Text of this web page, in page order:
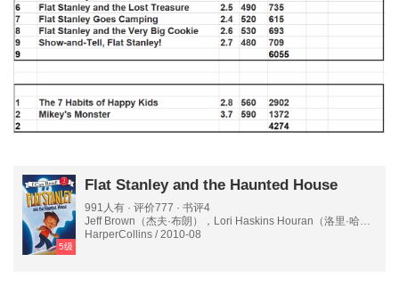
5级
Flat Stanley and the Haunted House
991人有 · 评价777 · 书评4
Jeff Brown（杰夫·布朗），Lori Haskins Houran（洛里·哈斯
金斯·豪兰） 著；Macky Pamintuan（麦基·帕明川） 绘
HarperCollins / 2010-08